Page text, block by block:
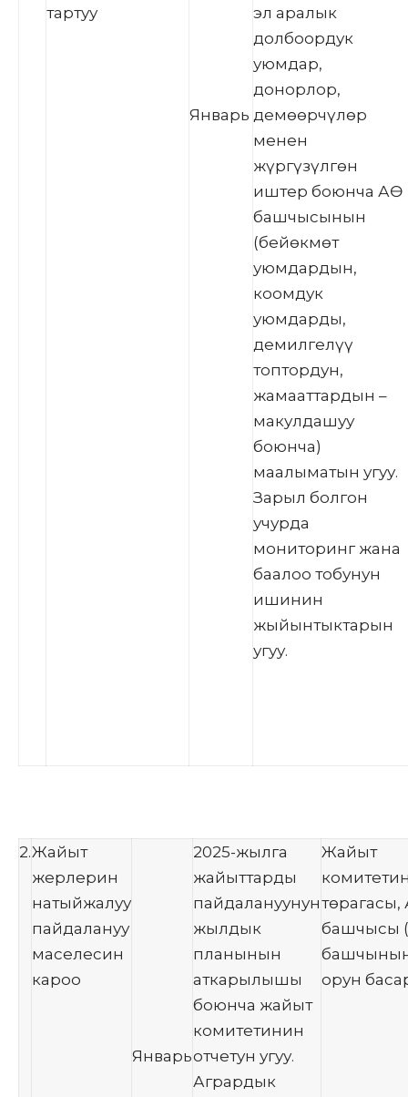
тартуу
Январь
эл аралык
долбоордук
уюмдар,
донорлор,
демөөрчүлөр
менен
жүргүзүлгөн
иштер боюнча АӨ
башчысынын
(бейөкмөт
уюмдардын,
коомдук
уюмдарды,
демилгелүү
топтордун,
жамааттардын –
макулдашуу
боюнча)
маалыматын угуу.
Зарыл болгон
учурда
мониторинг жана
баалоо тобунун
ишинин
жыйынтыктарын
угуу.
2.Жайыт
жерлерин
натыйжалуу
пайдалануу
маселесин
кароо
Январь
2025-жылга
жайыттарды
пайдалануунун
жылдык
планынын
аткарылышы
боюнча жайыт
комитетинин
отчетун угуу.
Агрардык
Жайыт
төрагасы,
башчысы
орун